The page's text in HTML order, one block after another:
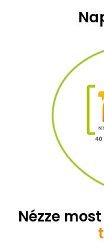
Nézze most